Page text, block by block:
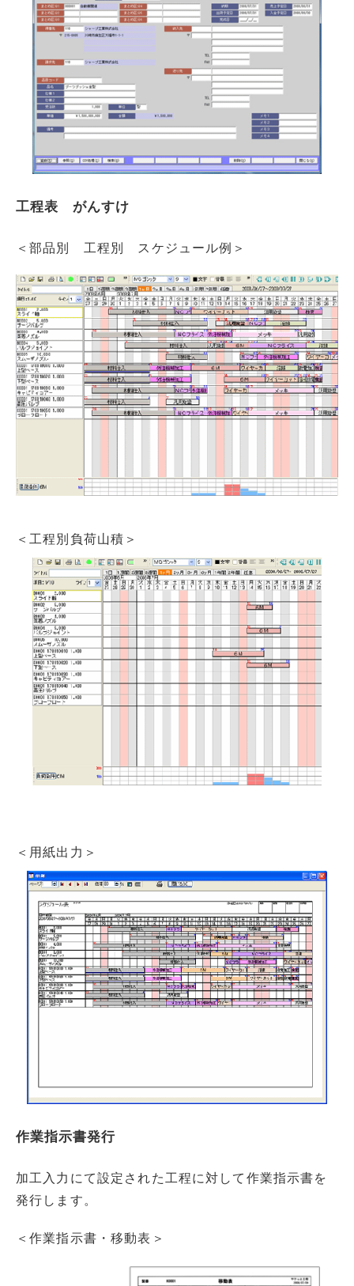
工程表　がんすけ
＜部品別 工程別 スケジュール例＞
＜工程別負荷山積＞
＜用紙出力＞
作業指示書発行
加工入力にて設定された工程に対して作業指示書を
発行します。
＜作業指示書・移動表＞